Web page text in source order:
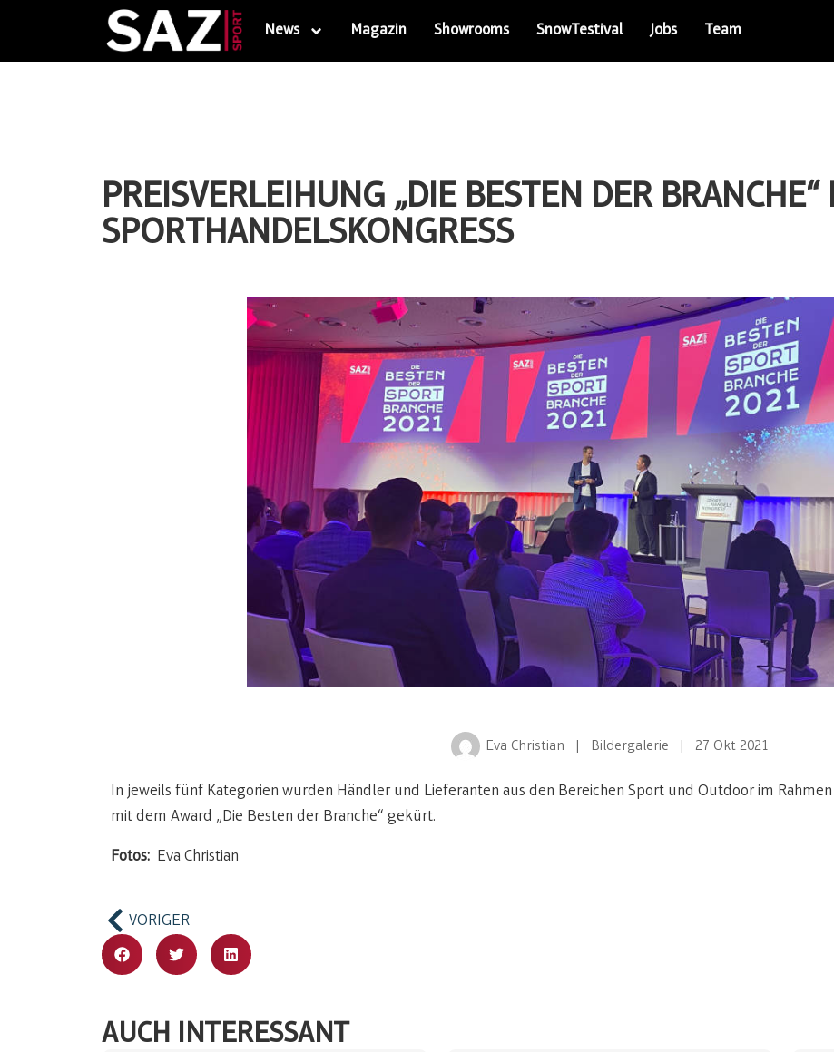
News Magazin Showrooms SnowTestival Jobs Team
PREISVERLEIHUNG „DIE BESTEN DER BRANCHE“
SPORTHANDELSKONGRESS
Eva Christian | Bildergalerie | 27 Okt 2021
In jeweils fünf Kategorien wurden Händler und Lieferanten aus den Bereichen Sport und Outdoor im
mit dem Award „Die Besten der Branche“ gekürt.
Fotos: Eva Christian
VORIGER
AUCH INTERESSANT